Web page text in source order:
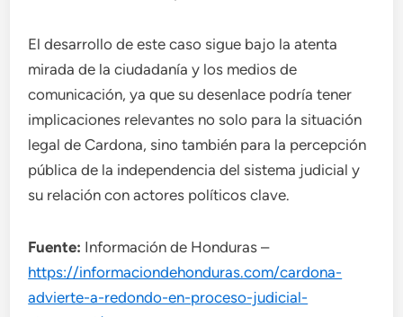
El desarrollo de este caso sigue bajo la atenta
mirada de la ciudadanía y los medios de
comunicación, ya que su desenlace podría tener
implicaciones relevantes no solo para la situación
legal de Cardona, sino también para la percepción
pública de la independencia del sistema judicial y
su relación con actores políticos clave.
Fuente: Información de Honduras –
https://informaciondehonduras.com/cardona-
advierte-a-redondo-en-proceso-judicial-